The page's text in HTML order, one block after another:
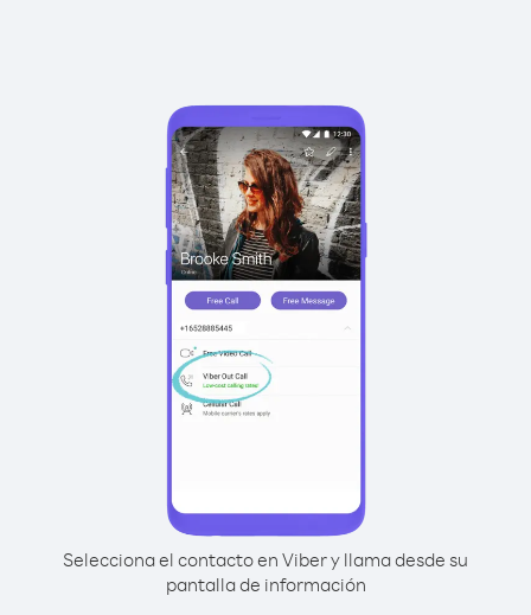
Selecciona el contacto en Viber y llama desde su
pantalla de información